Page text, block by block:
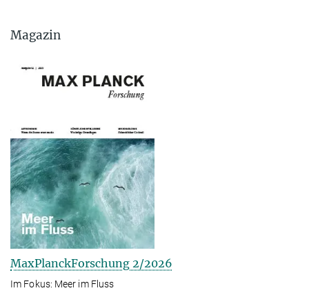
Magazin
MaxPlanckForschung 2/2026
Im Fokus: Meer im Fluss